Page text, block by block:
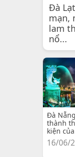
Đà
mạn,
lam
nổ...
Đà
thành
kiện
16/06/